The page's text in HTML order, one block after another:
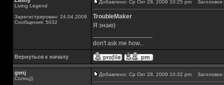
Living Legend
Зарегистрирован: 24.04.2009
Сообщения: 5032
Добавлено: Ср Окт 28, 2009 10:25 pm Заголовок
TroubleMaker
Я знаю)
don't ask me how...
Вернуться к началу
genj
Солнц))
Добавлено: Ср Окт 28, 2009 10:32 pm Заголовок